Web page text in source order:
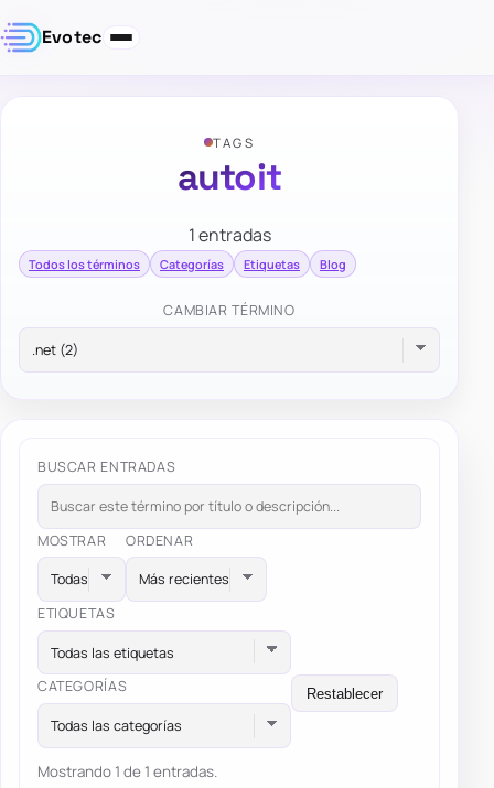
Evotec
TAGS
autoit
1 entradas
Todos los términos Categorías Etiquetas Blog
CAMBIAR TÉRMINO
BUSCAR ENTRADAS
MOSTRAR ORDENAR
ETIQUETAS
Todas las etiquetas
CATEGORÍAS
Todas las categorías
Restablecer
Mostrando 1 de 1 entradas.